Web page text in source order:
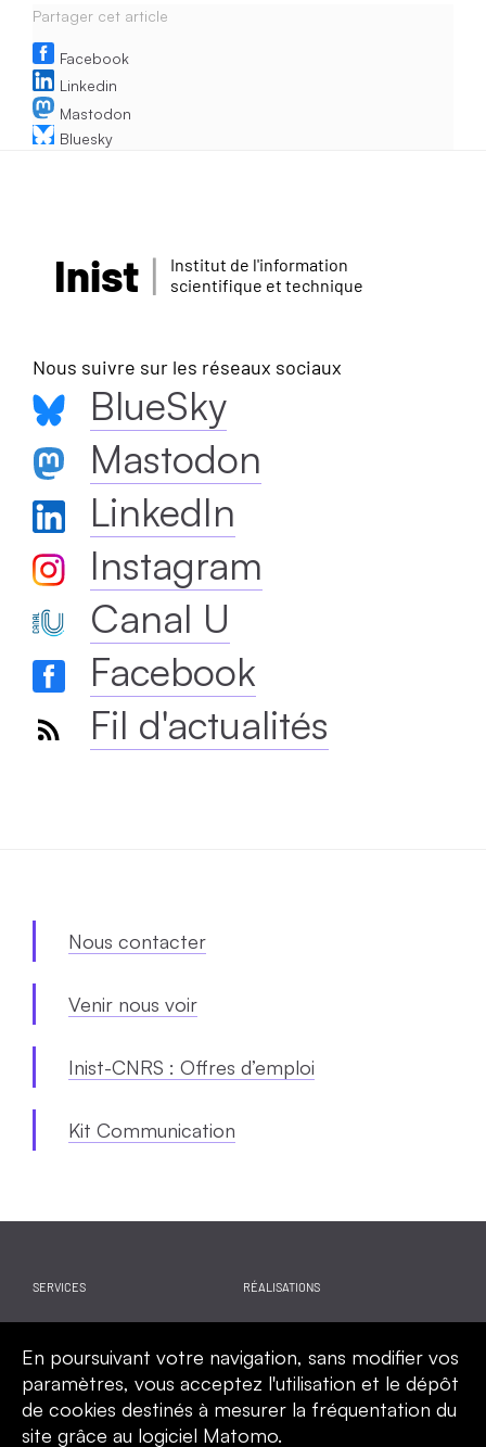
Partager cet article
Facebook
Linkedin
Mastodon
Bluesky
Inist
Institut de l'information
scientifique et technique
Nous suivre sur les réseaux sociaux
BlueSky
Mastodon
LinkedIn
Instagram
Canal U
Facebook
Fil d'actualités
Nous contacter
Venir nous voir
Inist-CNRS : Offres d’emploi
Kit Communication
SERVICES RÉALISATIONS
CALENDRIER QUI SOMMES-NOUS
En poursuivant votre navigation, sans modifier vos
paramètres, vous acceptez l'utilisation et le dépôt
de cookies destinés à mesurer la fréquentation du
site grâce au logiciel Matomo.